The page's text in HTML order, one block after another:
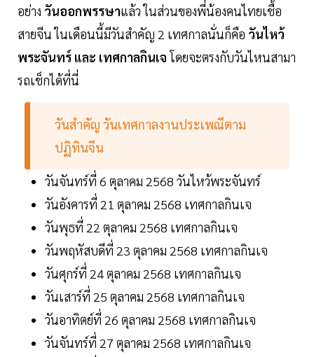
อย่าง วันออกพรรษาแล้ว ในส่วนของพี่น้องคนไทยเชื้อ
สายจีน ในเดือนนี้มีวันสำคัญ 2 เทศกาลนั่นก็คือ วันไหว้
พระจันทร์ และ เทศกาลกินเจโดยจะตรงกับวันไหนสามา
รถเช็กได้ที่นี่
วันสำคัญ วันเทศกาลงานประเพณีตาม
ปฏิทินจีน
วันจันทร์ที่ 6 ตุลาคม 2568 วันไหว้พระจันทร์
วันอังคารที่ 21 ตุลาคม 2568 เทศกาลกินเจ
วันพุธที่ 22 ตุลาคม 2568 เทศกาลกินเจ
วันพฤหัสบดีที่ 23 ตุลาคม 2568 เทศกาลกินเจ
วันศุกร์ที่ 24 ตุลาคม 2568 เทศกาลกินเจ
วันเสาร์ที่ 25 ตุลาคม 2568 เทศกาลกินเจ
วันอาทิตย์ที่ 26 ตุลาคม 2568 เทศกาลกินเจ
วันจันทร์ที่ 27 ตุลาคม 2568 เทศกาลกินเจ